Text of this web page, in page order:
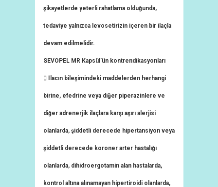
şikayetlerde yeterli rahatlama olduğunda,
tedaviye yalnızca levosetirizin içeren bir ilaçla
devam edilmelidir.
SEVOPEL MR Kapsül’ün kontrendikasyonları
 İlacın bileşimindeki maddelerden herhangi
birine, efedrine veya diğer piperazinlere ve
diğer adrenerjik ilaçlara karşı aşırı alerjisi
olanlarda, şiddetli derecede hipertansiyon veya
şiddetli derecede koroner arter hastalığı
olanlarda, dihidroergotamin alan hastalarda,
kontrol altına alınamayan hipertiroidi olanlarda,